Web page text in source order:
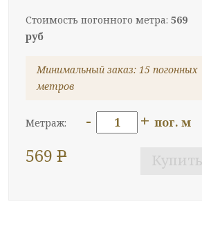
Стоимость погонного метра:569
руб
Минимальный заказ: 15 погонных
метров
Метраж: - + пог. м
569P Купить